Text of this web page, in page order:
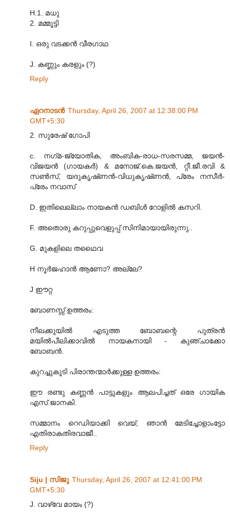
H.1. മധു
2. മമ്മൂട്ടി
I. ഒരു വടക്കന്‍ വീരഗാഥ
J. കണ്ണും കരളും (?)
Reply
ഏറനാടന്‍ Thursday, April 26, 2007 at 12:38:00 PM
GMT+5:30
2. സുരേഷ്‌ ഗോപി
c. നഗ്‌മ-ജ്യോതിക, അംബിക-രാധ-സരസമ്മ, ജയന്‍-
വിജയന്‍ (ഗായകര്‍) & മനോജ്‌.കെ.ജയന്‍, റ്റീ.ജീ.രവി &
സണ്‍സ്‌, യദുകൃഷ്‌ണന്‍-വിധുകൃഷ്‌ണന്‍, പ്രേം നസീര്‍-
പ്രേം നവാസ്‌
D. ഇതിലെല്ലാം നായകന്‍ ഡബിള്‍ റോളില്‍ കസറി.
F. അതൊരു കറുപ്പുവെളുപ്പ്‌ സിനിമായായിരുന്നു..
G. മുകളിലെ തഥൈവ
H നൂര്‍ജഹാന്‍ ആണോ? അല്ലേ?
J ഈറ്റ
ബോണസ്സ്‌ ഉത്തരം:
നീലക്കുയില്‍ എടുത്ത ബോബന്റെ പുത്രന്‍
മയില്‍പീലിക്കാവില്‍ നായകനായി - കുഞ്ചാക്കോ
ബോബന്‍.
കുറച്ചുകൂടി പിരാന്തന്മാര്‍ക്കുള്ള ഉത്തരം:
ഈ രണ്ടു കണ്ണന്‍ പാട്ടുകളും ആലപിച്ചത്‌ ഒരേ ഗായിക
എസ്‌.ജാനകി.
സമ്മാനം റെഡിയാക്കി വെയ്‌, ഞാന്‍ മേടിച്ചോളാംട്ടോ
എതിരാകതിരവാജീ..
Reply
Siju | സിജു Thursday, April 26, 2007 at 12:41:00 PM
GMT+5:30
J. വാഴ്വേ മായം (?)